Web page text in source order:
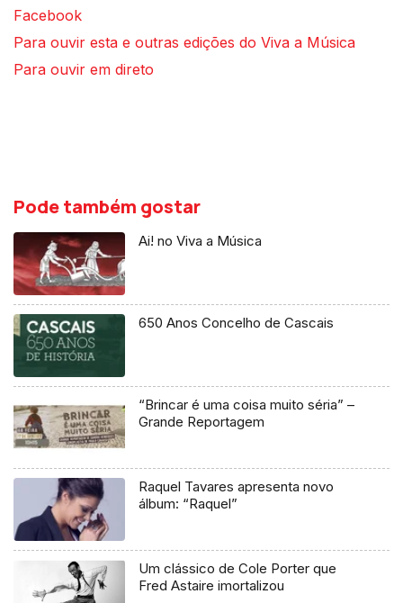
Facebook
Para ouvir esta e outras edições do Viva a Música
Para ouvir em direto
Pode também gostar
Ai! no Viva a Música
650 Anos Concelho de Cascais
“Brincar é uma coisa muito séria” –
Grande Reportagem
Raquel Tavares apresenta novo
álbum: “Raquel”
Um clássico de Cole Porter que
Fred Astaire imortalizou